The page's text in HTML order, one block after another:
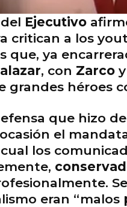
Ejecutivo
critican a los
que, ya
, con Zarco
grandes héroes
que hizo de
el
los
eran “malos